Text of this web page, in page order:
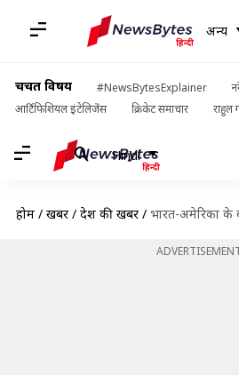
अन्य
चर्चित विषय #NewsBytesExplainer
आर्टिफिशियल इंटेलिजेंस
क्रिकेट समाचार राहुल
Hindi
होम / खबरें / देश की खबरें / भारत-अमेरिका के बीच 2 दिन की